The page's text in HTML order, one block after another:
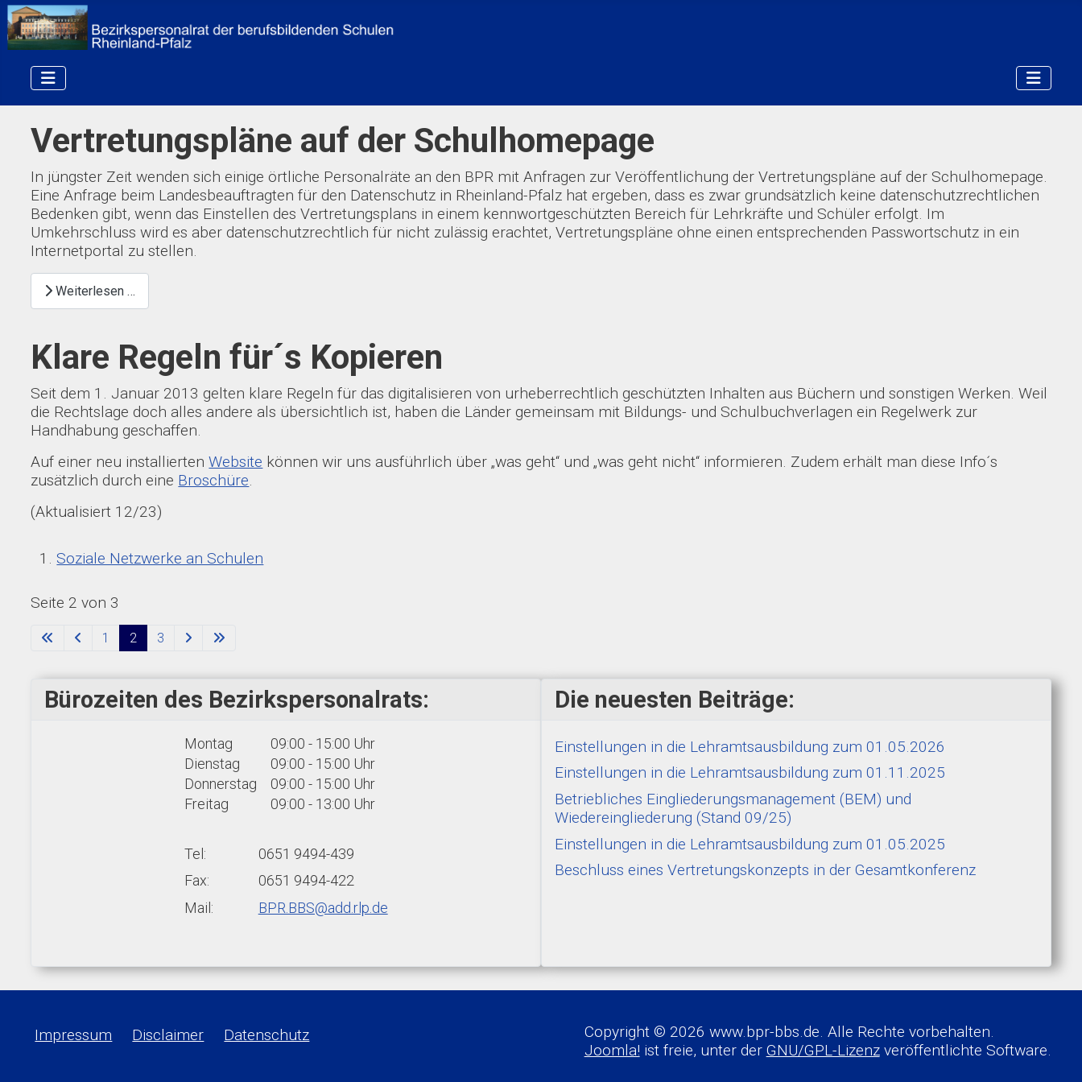
Vertretungspläne auf der Schulhomepage
In jüngster Zeit wenden sich einige örtliche Personalräte an den BPR mit Anfragen zur Veröffentlichung der Vertretungspläne auf der Schulhomepage.
Eine Anfrage beim Landesbeauftragten für den Datenschutz in Rheinland-Pfalz hat ergeben, dass es zwar grundsätzlich keine datenschutzrechtlichen
Bedenken gibt, wenn das Einstellen des Vertretungsplans in einem kennwortgeschützten Bereich für Lehrkräfte und Schüler erfolgt. Im
Umkehrschluss wird es aber datenschutzrechtlich für nicht zulässig erachtet, Vertretungspläne ohne einen entsprechenden Passwortschutz in ein
Internetportal zu stellen.
Weiterlesen …
Klare Regeln für´s Kopieren
Seit dem 1. Januar 2013 gelten klare Regeln für das digitalisieren von urheberrechtlich geschützten Inhalten aus Büchern und sonstigen Werken. Weil
die Rechtslage doch alles andere als übersichtlich ist, haben die Länder gemeinsam mit Bildungs- und Schulbuchverlagen ein Regelwerk zur
Handhabung geschaffen.
Auf einer neu installiertenWebsite können wir uns ausführlich über „was geht“ und „was geht nicht“ informieren. Zudem erhält man diese Info´s
zusätzlich durch eine Broschüre.
(Aktualisiert 12/23)
Soziale Netzwerke an Schulen
Seite 2 von 3
1 2 3
Bürozeiten des Bezirkspersonalrats:
Montag
09:00 - 15:00 Uhr
Dienstag
09:00 - 15:00 Uhr
Donnerstag
09:00 - 15:00 Uhr
Freitag
09:00 - 13:00 Uhr
Tel:
0651 9494-439
Fax:
0651 9494-422
Mail:
BPR.BBS@add.rlp.de
Die neuesten Beiträge:
Einstellungen in die Lehramtsausbildung zum 01.05.2026
Einstellungen in die Lehramtsausbildung zum 01.11.2025
Betriebliches Eingliederungsmanagement (BEM) und
Wiedereingliederung (Stand 09/25)
Einstellungen in die Lehramtsausbildung zum 01.05.2025
Beschluss eines Vertretungskonzepts in der Gesamtkonferenz
Impressum Disclaimer Datenschutz
Copyright © 2026 www.bpr-bbs.de. Alle Rechte vorbehalten.
Joomla! ist freie, unter der GNU/GPL-Lizenzveröffentlichte Software.